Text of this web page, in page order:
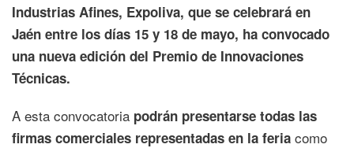
Industrias Afines, Expoliva, que se celebrará en
Jaén entre los días 15 y 18 de mayo, ha convocado
una nueva edición del Premio de Innovaciones
Técnicas.
A esta convocatoria podrán presentarse todas las
firmas comerciales representadas en la feria como